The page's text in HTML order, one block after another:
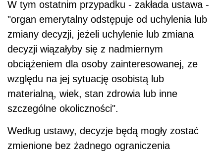
W tym ostatnim przypadku - zakłada ustawa -
"organ emerytalny odstępuje od uchylenia lub
zmiany decyzji, jeżeli uchylenie lub zmiana
decyzji wiązałyby się z nadmiernym
obciążeniem dla osoby zainteresowanej, ze
względu na jej sytuację osobistą lub
materialną, wiek, stan zdrowia lub inne
szczególne okoliczności".
Według ustawy, decyzje będą mogły zostać
zmienione bez żadnego ograniczenia